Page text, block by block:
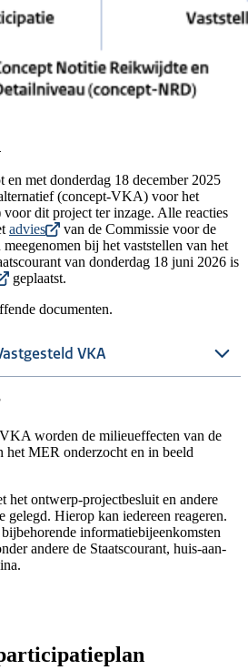
met donderdag 18 december 2025
(concept-VKA) voor het
dit project ter inzage. Alle reacties
advies
van de Commissie voor de
bij het vaststellen van het
van donderdag 18 juni 2026 is
geplaatst.
documenten.
VKA
worden de milieueffecten van de
het MER onderzocht en in beeld
het ontwerp-projectbesluit en andere
gelegd. Hierop kan iedereen reageren.
informatiebijeenkomsten
andere de Staatscourant, huis-aan-